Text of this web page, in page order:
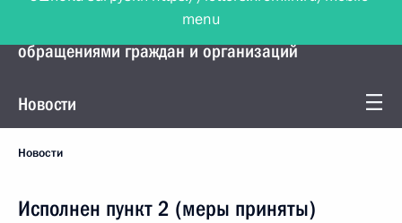
Управление Президента по работе с
обращениями граждан и организаций
Новости
Новости
Исполнен пункт 2 (меры приняты)
menu